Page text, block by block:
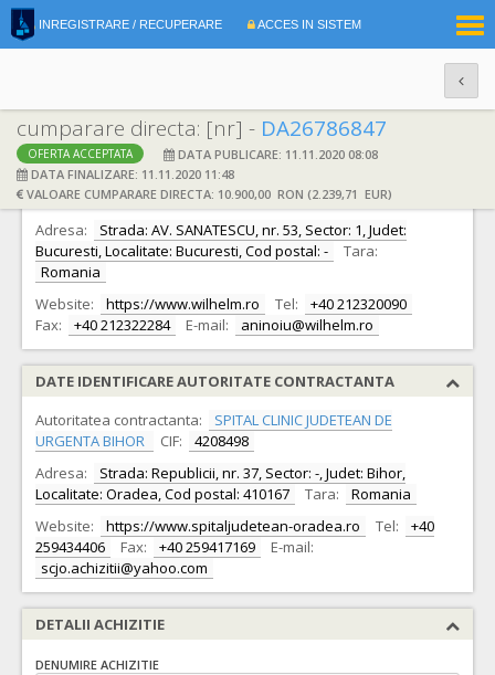
INREGISTRARE / RECUPERARE ACCES IN SISTEM
cumparare directa: [nr] - DA26786847
OFERTA ACCEPTATA
DATA PUBLICARE: 11.11.2020 08:08
DATA FINALIZARE: 11.11.2020 11:48
VALOARE CUMPARARE DIRECTA: 10.900,00 RON (2.239,71 EUR)
DATE IDENTIFICARE OFERTANT
Ofertant: S.C. WILHELM ROMCO S.R.L. CIF: 5427496
Adresa:
Strada: AV. SANATESCU, nr. 53, Sector: 1, Judet:
Bucuresti, Localitate: Bucuresti, Cod postal: -
Tara:
Romania
Website:
https://www.wilhelm.ro Tel:
+40 212320090
Fax:
+40 212322284 E-mail: aninoiu@wilhelm.ro
DATE IDENTIFICARE AUTORITATE CONTRACTANTA
Autoritatea contractanta:
SPITAL CLINIC JUDETEAN DE
URGENTA BIHOR
CIF:
4208498
Adresa:
Strada: Republicii, nr. 37, Sector: -, Judet: Bihor,
Localitate: Oradea, Cod postal: 410167
Tara:
Romania
Website:
https://www.spitaljudetean-oradea.ro Tel:
+40
259434406
Fax: +40 259417169
E-mail:
scjo.achizitii@yahoo.com
DETALII ACHIZITIE
DENUMIRE ACHIZITIE